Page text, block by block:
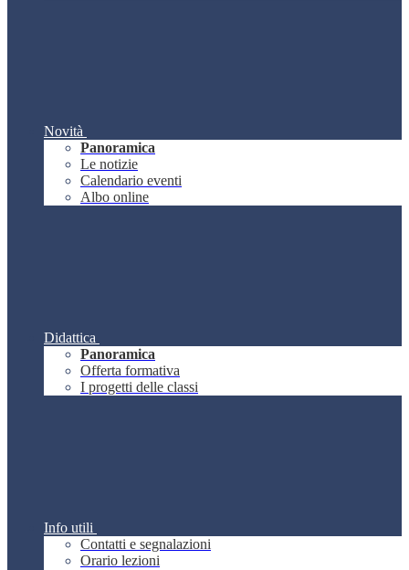
Novità
Panoramica
Le notizie
Calendario eventi
Albo online
Didattica
Panoramica
Offerta formativa
I progetti delle classi
Info utili
Contatti e segnalazioni
Orario lezioni